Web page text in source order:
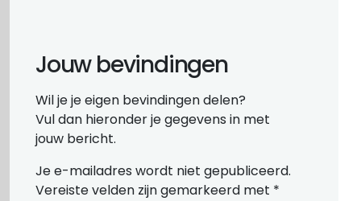
Jouw bevindingen
Wil je je eigen bevindingen delen?
Vul dan hieronder je gegevens in met
jouw bericht.
Je e-mailadres wordt niet gepubliceerd.
Vereiste velden zijn gemarkeerd met *